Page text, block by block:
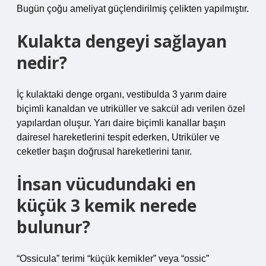
Bugün çoğu ameliyat güçlendirilmiş çelikten yapılmıştır.
Kulakta dengeyi sağlayan
nedir?
İç kulaktaki denge organı, vestibulda 3 yarım daire
biçimli kanaldan ve utriküller ve sakcül adı verilen özel
yapılardan oluşur. Yarı daire biçimli kanallar başın
dairesel hareketlerini tespit ederken, Utriküler ve
ceketler başın doğrusal hareketlerini tanır.
İnsan vücudundaki en
küçük 3 kemik nerede
bulunur?
“Ossicula” terimi “küçük kemikler” veya “ossic”